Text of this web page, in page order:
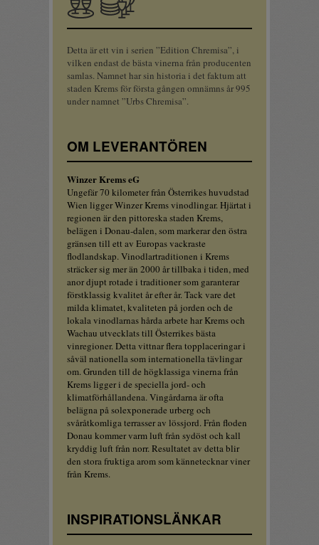
Detta är ett vin i serien ”Edition Chremisa”, i
vilken endast de bästa vinerna från producenten
samlas. Namnet har sin historia i det faktum att
staden Krems för första gången omnämns år 995
under namnet ”Urbs Chremisa”.
OM LEVERANTÖREN
Winzer Krems eG
Ungefär 70 kilometer från Österrikes huvudstad
Wien ligger Winzer Krems vinodlingar. Hjärtat i
regionen är den pittoreska staden Krems,
belägen i Donau-dalen, som markerar den östra
gränsen till ett av Europas vackraste
flodlandskap. Vinodlartraditionen i Krems
sträcker sig mer än 2000 år tillbaka i tiden, med
anor djupt rotade i traditioner som garanterar
förstklassig kvalitet år efter år. Tack vare det
milda klimatet, kvaliteten på jorden och de
lokala vinodlarnas hårda arbete har Krems och
Wachau utvecklats till Österrikes bästa
vinregioner. Detta vittnar flera topplaceringar i
såväl nationella som internationella tävlingar
om. Grunden till de högklassiga vinerna från
Krems ligger i de speciella jord- och
klimatförhållandena. Vingårdarna är ofta
belägna på solexponerade urberg och
svåråtkomliga terrasser av lössjord. Från floden
Donau kommer varm luft från sydöst och kall
kryddig luft från norr. Resultatet av detta blir
den stora fruktiga arom som kännetecknar viner
från Krems.
INSPIRATIONSLÄNKAR